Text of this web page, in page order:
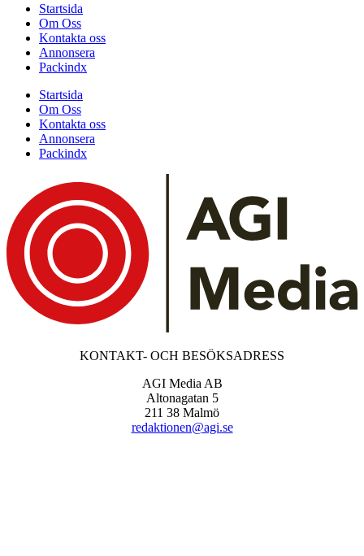
Startsida
Om Oss
Kontakta oss
Annonsera
Packindx
Startsida
Om Oss
Kontakta oss
Annonsera
Packindx
KONTAKT- OCH BESÖKSADRESS
AGI Media AB
Altonagatan 5
211 38 Malmö
redaktionen@agi.se